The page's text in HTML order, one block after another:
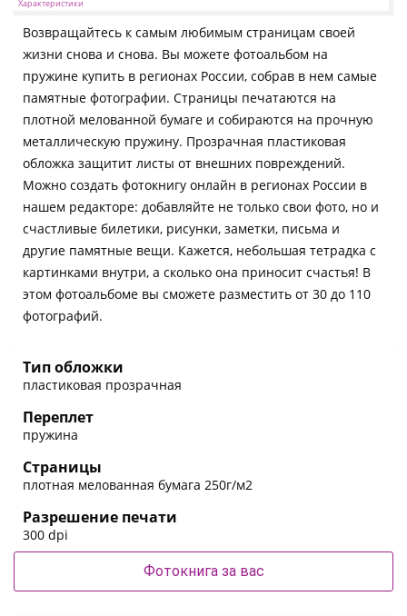
Характеристики
Возвращайтесь к самым любимым страницам своей
жизни снова и снова. Вы можете фотоальбом на
пружине купить в регионах России, собрав в нем самые
памятные фотографии. Страницы печатаются на
плотной мелованной бумаге и собираются на прочную
металлическую пружину. Прозрачная пластиковая
обложка защитит листы от внешних повреждений.
Можно создать фотокнигу онлайн в регионах России в
нашем редакторе: добавляйте не только свои фото, но и
счастливые билетики, рисунки, заметки, письма и
другие памятные вещи. Кажется, небольшая тетрадка с
картинками внутри, а сколько она приносит счастья! В
этом фотоальбоме вы сможете разместить от 30 до 110
фотографий.
Тип обложки
пластиковая прозрачная
Переплет
пружина
Страницы
плотная мелованная бумага 250г/м2
Разрешение печати
300 dpi
Фотокнига за вас